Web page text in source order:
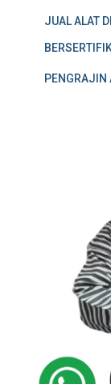
JUAL ALAT
PENGRAJIN